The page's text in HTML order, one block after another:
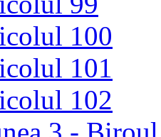
100
101
102